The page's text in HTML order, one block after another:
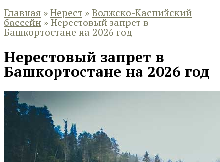
Главная »Нерест »Волжско-Каспийский
бассейн »Нерестовый запрет в
Башкортостане на 2026 год
Нерестовый запрет в
Башкортостане на 2026 год